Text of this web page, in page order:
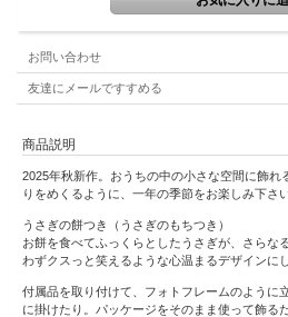
お問い合わせ
友達にメールですすめる
商品説明
2025年秋新作。おうちの中の小さな空間に飾れ
りをめくるように、一年の季節をお楽しみ下さい
うさぎの餅つき（うさぎのもちつき）
お餅を食べてふっくらとしたうさぎが、さらな
わずクスっと笑えるような心温まるデザインに
付属品を取り付けて、フォトフレームのように
に掛けたり。パッケージをそのまま使って飾る